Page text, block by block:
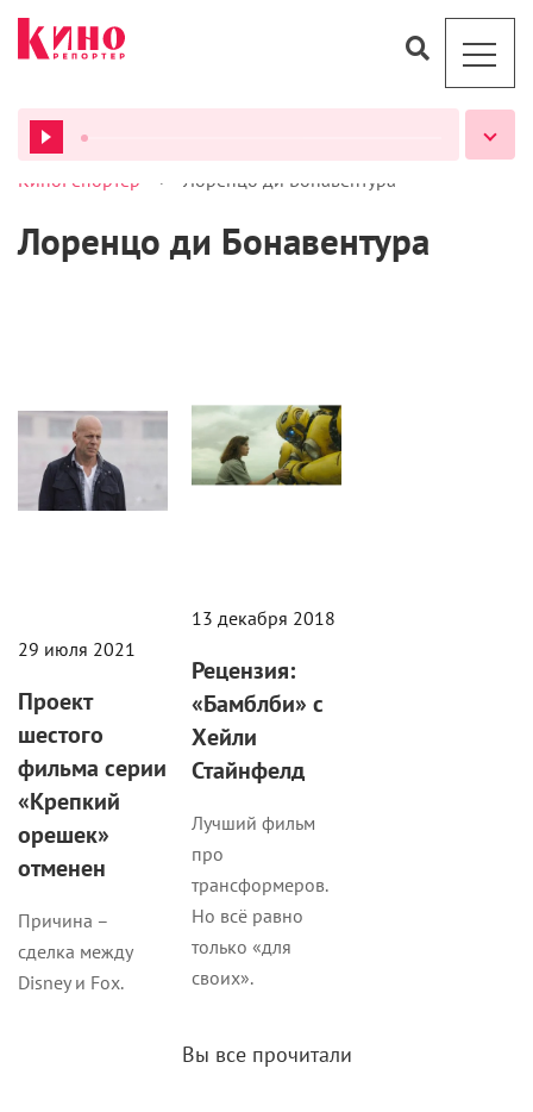
ВСЕ ПОДКАСТЫ
КиноРепортер > Лоренцо ди Бонавентура
Лоренцо ди Бонавентура
29 июля 2021
Проект
шестого
фильма серии
«Крепкий
орешек»
отменен
Причина –
сделка между
Disney и Fox.
13 декабря 2018
Рецензия:
«Бамблби» с
Хейли
Стайнфелд
Лучший фильм
про
трансформеров.
Но всё равно
только «для
своих».
Вы все прочитали